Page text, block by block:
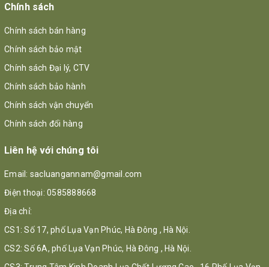
Chính sách
Chính sách bán hàng
Chính sách bảo mật
Chính sách Đại lý, CTV
Chính sách bảo hành
Chính sách vận chuyển
Chính sách đổi hàng
Liên hệ với chúng tôi
Email: sacluangannam@gmail.com
Điện thoại: 0585888668
Địa chỉ:
CS1: Số 17, phố Lụa Vạn Phúc, Hà Đông , Hà Nội.
CS2: Số 6A, phố Lụa Vạn Phúc, Hà Đông , Hà Nội.